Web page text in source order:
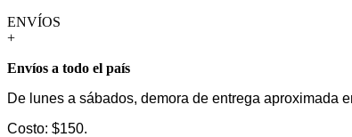
ENVÍOS
+
Envíos a todo el país
De lunes a sábados, demora de entrega aproximada
Costo: $150.